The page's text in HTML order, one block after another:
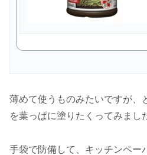
薄めて使うものみたいですが、
を葉っぱに塗りたくってみまし
手袋で防備して、キッチンペー